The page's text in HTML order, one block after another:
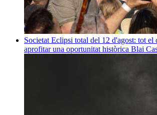
Societat Eclipsi total del 12 d'agost: tot el
aprofitar una oportunitat històrica Blai